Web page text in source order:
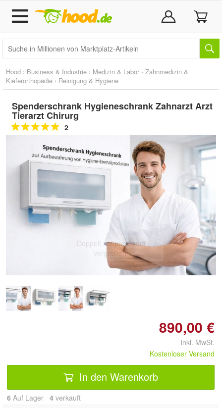
Hood › Business & Industrie › Medizin & Labor › Zahnmedizin &
Kieferorthopädie › Reinigung & Hygiene
Spenderschrank Hygieneschrank Zahnarzt Arzt
Tierarzt Chirurg
2
Doppelt antippen zum
vergrößern
890,00 €
inkl. MwSt.
Kostenloser Versand
In den Warenkorb
6 Auf Lager 4 verkauft